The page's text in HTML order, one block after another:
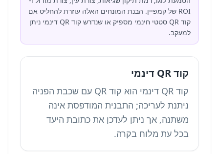
ROI של קמפיין. הבנת המונחים האלה עוזרת להחליט אם
קוד QR סטטי חינמי מספיק או שנדרש קוד QR דינמי ניתן
למעקב.
קוד QR דינמי
קוד QR דינמי הוא קוד QR עם שכבת הפניה
ניתנת לעריכה; התבנית המודפסת אינה
משתנה, אך ניתן לעדכן את כתובת היעד
בכל עת מלוח בקרה.